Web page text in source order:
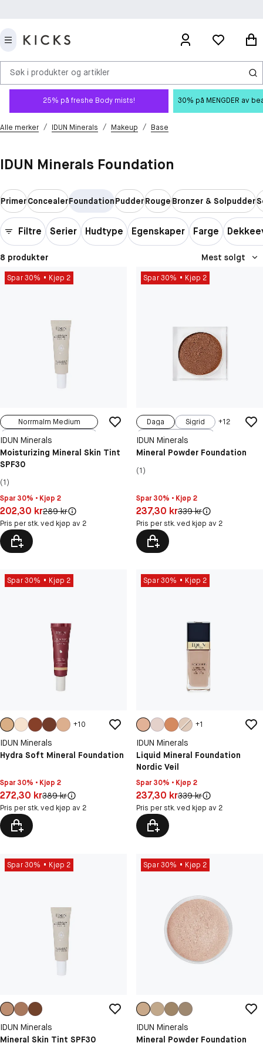
Søk i produkter og artikler
25% på freshe Body mists! 30% på MENGDER av
Alle merker / IDUN Minerals / Makeup / Base
IDUN Minerals Foundation
PrimerConcealerFoundationPudderRougeBronzer & Solpudder
Filtre Serier Hudtype Egenskaper Farge
8 produkter Mest solgt
Spar 30% Kjøp 2
Norrmalm Medium
Gamla Stan L...
Kungsholmen ...
Djurgården L...
IDUN Minerals
Moisturizing Mineral Skin Tint
SPF30
(1)
Spar 30% • Kjøp 2
Pris: 202,30 kr
202,30 krOriginal pris:
289 kr
Pris per stk. ved kjøp av 2
Spar 30% Kjøp 2
Daga
Sigrid
Ragnhild
Ingeborg
Hilda
+12
IDUN Minerals
Mineral Powder Foundation
(1)
Spar 30% • Kjøp 2
Pris: 237,30 kr
237,30 krOriginal pris:
339 kr
Pris per stk. ved kjøp av 2
Spar 30% Kjøp 2
+10
IDUN Minerals
Hydra Soft Mineral Foundation
Spar 30% • Kjøp 2
Pris: 272,30 kr
272,30 krOriginal pris:
389 kr
Pris per stk. ved kjøp av 2
Spar 30% Kjøp 2
+1
IDUN Minerals
Liquid Mineral Foundation
Nordic Veil
Spar 30% • Kjøp 2
Pris: 237,30 kr
237,30 krOriginal pris:
339 kr
Pris per stk. ved kjøp av 2
Spar 30% Kjøp 2
IDUN Minerals
Mineral Skin Tint SPF30
Spar 30% Kjøp 2
IDUN Minerals
Mineral Powder Foundation